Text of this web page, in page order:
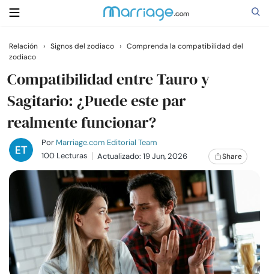
Buscar
Casarse
Relaciones
Familia
Ayuda
Cursos
Relación › Signos del zodiaco › Comprenda la compatibilidad del
zodiaco
Compatibilidad entre Tauro y
Sagitario: ¿Puede este par
realmente funcionar?
Por Marriage.com Editorial Team
100 Lecturas
Actualizado: 19 Jun, 2026 Share